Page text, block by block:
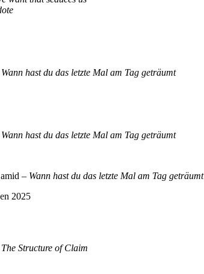
Wann hast du das letzte Mal am Tag geträumt
Wann hast du das letzte Mal am Tag geträumt
– Wann hast du das letzte Mal am Tag geträumt
2025
The Structure of Claim